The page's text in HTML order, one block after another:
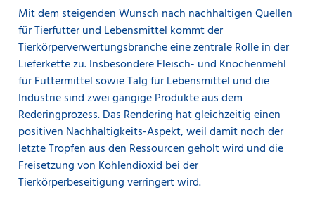
Mit dem steigenden Wunsch nach nachhaltigen Quellen
für Tierfutter und Lebensmittel kommt der
Tierkörperverwertungsbranche eine zentrale Rolle in der
Lieferkette zu. Insbesondere Fleisch- und Knochenmehl
für Futtermittel sowie Talg für Lebensmittel und die
Industrie sind zwei gängige Produkte aus dem
Rederingprozess. Das Rendering hat gleichzeitig einen
positiven Nachhaltigkeits-Aspekt, weil damit noch der
letzte Tropfen aus den Ressourcen geholt wird und die
Freisetzung von Kohlendioxid bei der
Tierkörperbeseitigung verringert wird.